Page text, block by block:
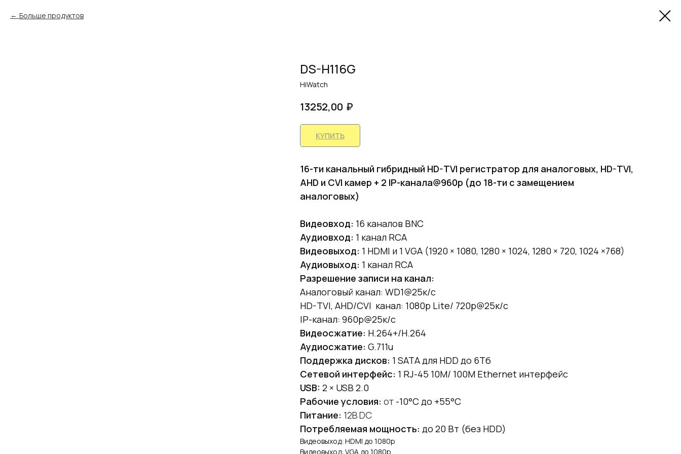
Больше продуктов
DS-H116G
HiWatch
13252,00 ₽
КУПИТЬ
16-ти канальный гибридный HD-TVI регистратор для аналоговых, HD-TVI,
AHD и CVI камер + 2 IP-канала@960p (до 18-ти с замещением
аналоговых)
Видеовход: 16 каналов BNC
Аудиовход: 1 канал RCA
Видеовыход: 1 HDMI и 1 VGA (1920 × 1080, 1280 × 1024, 1280 × 720, 1024 ×768)
Аудиовыход: 1 канал RCA
Разрешение записи на канал:
Аналоговый канал: WD1@25к/с
HD-TVI, AHD/CVI канал: 1080p Lite/ 720p@25к/с
IP-канал: 960p@25к/с
Видеосжатие: H.264+/H.264
Аудиосжатие: G.711u
Поддержка дисков: 1 SATA для HDD до 6Тб
Сетевой интерфейс: 1 RJ-45 10M/ 100M Ethernet интерфейс
USB: 2 × USB 2.0
Рабочие условия: от -10°C до +55°C
Питание: 12В DC
Потребляемая мощность: до 20 Вт (без HDD)
Видеовыход: HDMI до 1080p
Видеовыход: VGA до 1080p